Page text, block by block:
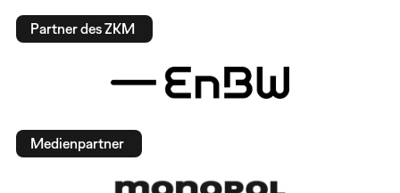
Partner des ZKM
Medienpartner